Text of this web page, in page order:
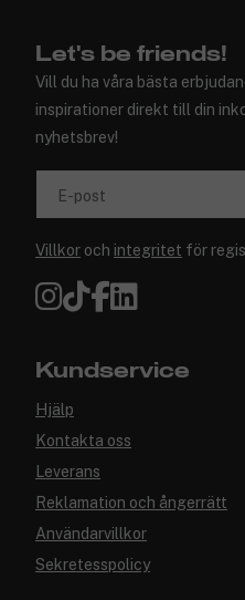
Let's be friends!
Vill du ha våra bästa
inspirationer direkt till din
nyhetsbrev!
E-post
Villkor och integritet för
Kundservice
Hjälp
Kontakta oss
Leverans
Reklamation och ångerrätt
Användarvillkor
Sekretesspolicy